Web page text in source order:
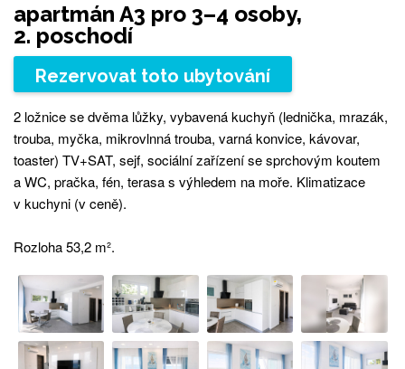
apartmán A3 pro 3–4 osoby,
2. poschodí
Rezervovat toto ubytování
2 ložnice se dvěma lůžky, vybavená kuchyň (lednička, mrazák,
trouba, myčka, mikrovlnná trouba, varná konvice, kávovar,
toaster) TV+SAT, sejf, sociální zařízení se sprchovým koutem
a WC, pračka, fén, terasa s výhledem na moře. Klimatizace
v kuchyni (v ceně).
Rozloha 53,2 m².